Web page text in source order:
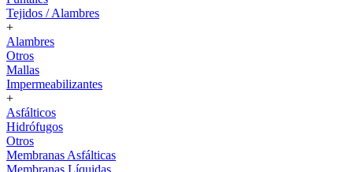
Tejidos / Alambres
+
Alambres
Otros
Mallas
Impermeabilizantes
+
Asfálticos
Hidrófugos
Otros
Membranas Asfálticas
Membranas Líquidas